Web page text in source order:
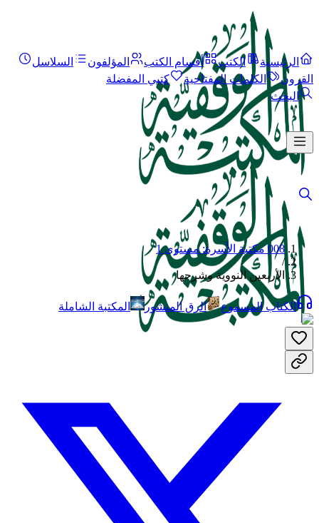
الرئيسية الكتب أقسام الكتب المؤلفون
السلاسل
القرون
الكلمات المفتاحية
كتبي المفضلة
البحث
008 مكتبة الأسرة: مستوى 1
/
الأربعين النووية وشرحها
الكتاب المسموع الرق المنشور المكتبة الشاملة